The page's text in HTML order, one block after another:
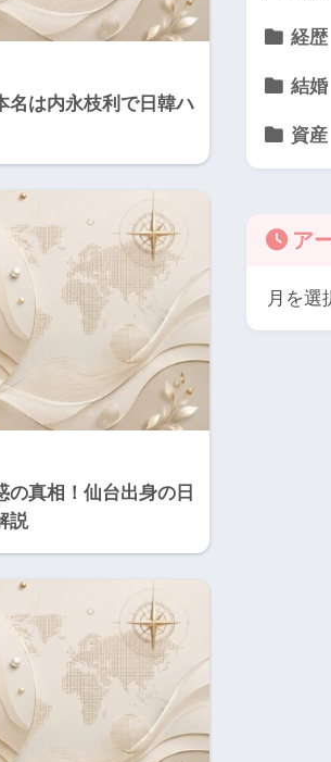
名は内永枝利で日韓ハ
真相！仙台出身の日
説
経歴
結婚
資産
ア